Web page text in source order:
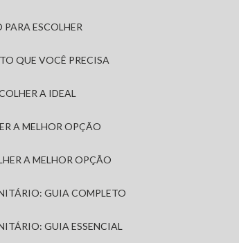
ESCOLHER
QUE VOCÊ PRECISA
A IDEAL
A MELHOR OPÇÃO
A MELHOR OPÇÃO
GUIA COMPLETO
GUIA ESSENCIAL